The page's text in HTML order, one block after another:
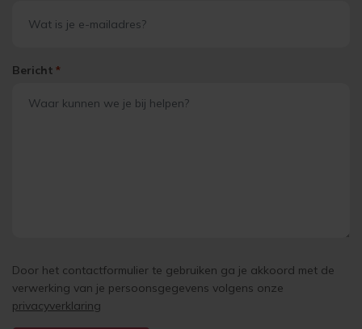
Bericht *
Door het contactformulier te gebruiken ga je akkoord met de
verwerking van je persoonsgegevens volgens onze
privacyverklaring